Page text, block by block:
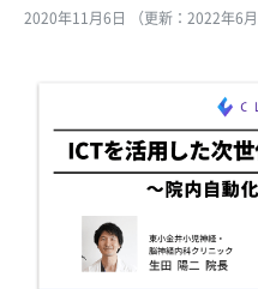
2020年11月6日 （更新：2022年6月